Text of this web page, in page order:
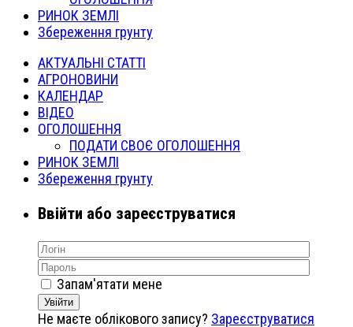
РИНОК ЗЕМЛІ
Збереження грунту
АКТУАЛЬНІ СТАТТІ
АГРОНОВИНИ
КАЛЕНДАР
ВІДЕО
ОГОЛОШЕННЯ
ПОДАТИ СВОЄ ОГОЛОШЕННЯ
РИНОК ЗЕМЛІ
Збереження грунту
Ввійти або зареєструватися
Запам'ятати мене
Увійти
Не маєте облікового запису? Зареєструватися